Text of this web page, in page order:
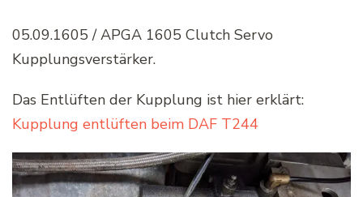
05.09.1605 / APGA 1605 Clutch Servo
Kupplungsverstärker.
Das Entlüften der Kupplung ist hier erklärt:
Kupplung entlüften beim DAF T244